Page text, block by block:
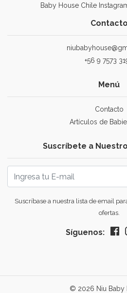
Baby House Chile
Contacto
+56 9 7573
Menú
Contacto
Artículos de
Suscríbete a
Suscríbase a nuestra lista de email
ofertas.
Síguenos:
© 2026 Niu Baby